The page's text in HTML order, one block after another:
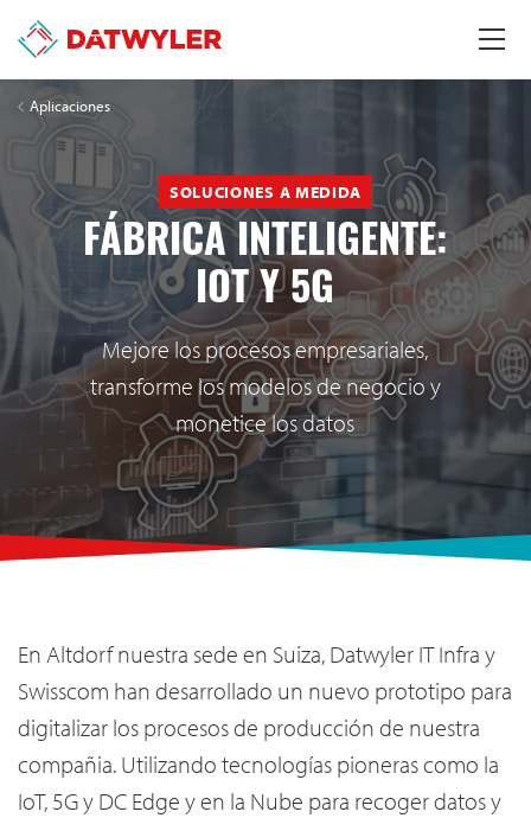
Aplicaciones
SOLUCIONES A MEDIDA
FÁBRICA INTELIGENTE:
IOT Y 5G
Mejore los procesos empresariales,
transforme los modelos de negocio y
monetice los datos
En Altdorf nuestra sede en Suiza, Datwyler IT Infra y
Swisscom han desarrollado un nuevo prototipo para
digitalizar los procesos de producción de nuestra
compañia. Utilizando tecnologías pioneras como la
IoT, 5G y DC Edge y en la Nube para recoger datos y